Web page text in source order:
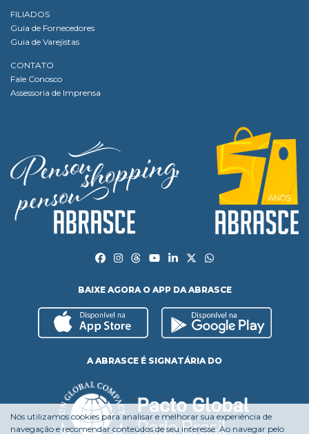
FILIADOS
Guia de Fornecedores
Guia de Varejistas
CONTATO
Fale Conosco
Assessoria de Imprensa
BAIXE AGORA O APP DA ABRASCE
A ABRASCE É SIGNATÁRIA DO
Nós utilizamos cookies para analisar e melhorar sua experiência de
navegação e recomendar conteúdos de seu interesse. Ao navegar pelo